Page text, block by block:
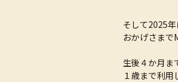
そして2025
おかげさまで
生後４か月ま
１歳まで利用